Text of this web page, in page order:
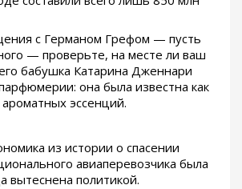
с Германом Грефом — пусть
— проверьте, на месте ли ваш
бабушка Катарина Дженнари
она была известна как
эссенций.
из истории о спасении
авиаперевозчика была
вытеснена политикой.